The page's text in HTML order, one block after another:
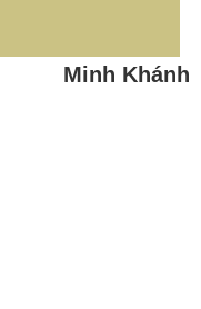
Minh Khánh